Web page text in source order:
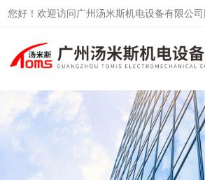
您好！欢迎访问广州汤米斯机电设备有限公司